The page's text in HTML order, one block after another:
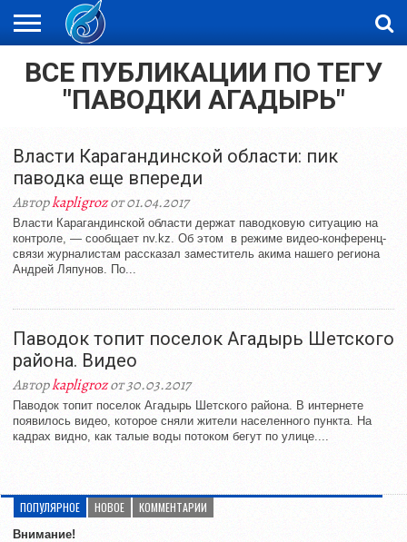
ЖАҢАЛЫҚТАР
НОВОСТИ
ВИДЕО
ФОТОРЕПОРТАЖИ
ОРКЕН
LIVETV
ВСЕ ПУБЛИКАЦИИ ПО ТЕГУ
"ПАВОДКИ АГАДЫРЬ"
Власти Карагандинской области: пик
паводка еще впереди
Авторkapligrozот 01.04.2017
Власти Карагандинской области держат паводковую ситуацию на
контроле, — сообщает nv.kz. Об этом в режиме видео-конференц-
связи журналистам рассказал заместитель акима нашего региона
Андрей Ляпунов. По...
Паводок топит поселок Агадырь Шетского
района. Видео
Авторkapligrozот 30.03.2017
Паводок топит поселок Агадырь Шетского района. В интернете
появилось видео, которое сняли жители населенного пункта. На
кадрах видно, как талые воды потоком бегут по улице....
ПОПУЛЯРНОЕ НОВОЕ КОММЕНТАРИИ
Внимание!